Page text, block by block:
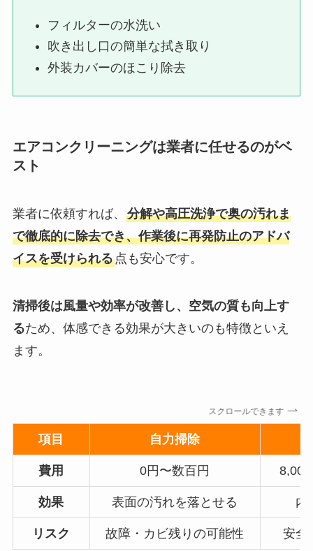
フィルターの水洗い
吹き出し口の簡単な拭き取り
外装カバーのほこり除去
エアコンクリーニングは業者に任せるのがベ
スト
業者に依頼すれば、 分解や高圧洗浄で奥の汚れま
で徹底的に除去でき、作業後に再発防止のアドバ
イスを受けられる点も安心です。
清掃後は風量や効率が改善し、空気の質も向上す
るため、体感できる効果が大きいのも特徴といえ
ます。
スクロールできます
項目 自力掃除
費用 0円〜数百円
効果 表面の汚れを落とせる 内
リスク 故障・カビ残りの可能性 安全